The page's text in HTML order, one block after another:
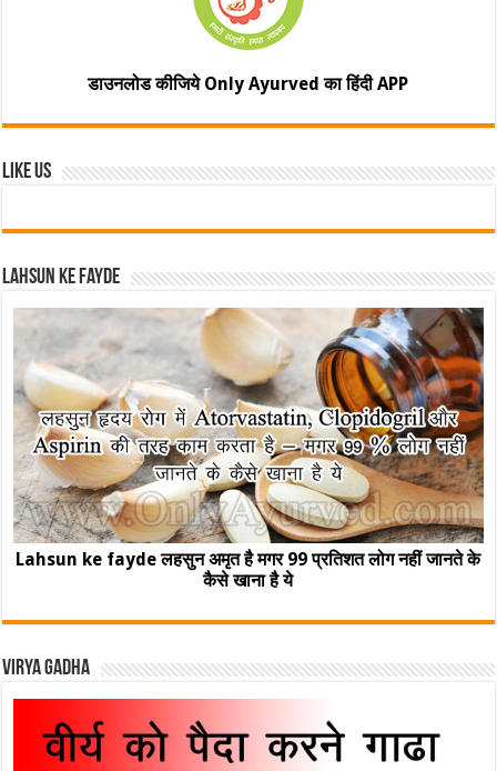
डाउनलोड कीजिये Only Ayurved का हिंदी APP
Like Us
Lahsun ke fayde
Lahsun ke fayde लहसुन अमृत है मगर 99 प्रतिशत लोग नहीं जानते के
कैसे खाना है ये
Virya Gadha